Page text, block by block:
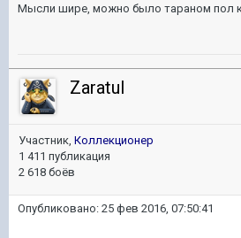
Мысли шире, можно было тараном пол
ZaratuI
Участник, Коллекционер
1 411 публикация
2 618 боёв
Опубликовано: 25 фев 2016, 07:50:41